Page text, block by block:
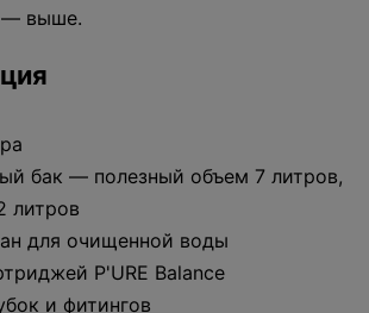
— выше.
бак — полезный объем 7 литров,
литров
для очищенной воды
P'URE Balance
и фитингов